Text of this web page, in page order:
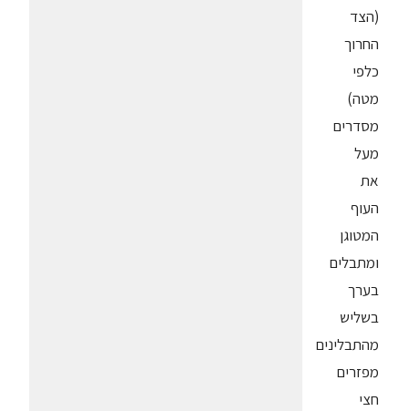
(הצד
החרוך
כלפי
מטה)
מסדרים
מעל
את
העוף
המטוגן
ומתבלים
בערך
בשליש
מהתבלינים
מפזרים
חצי